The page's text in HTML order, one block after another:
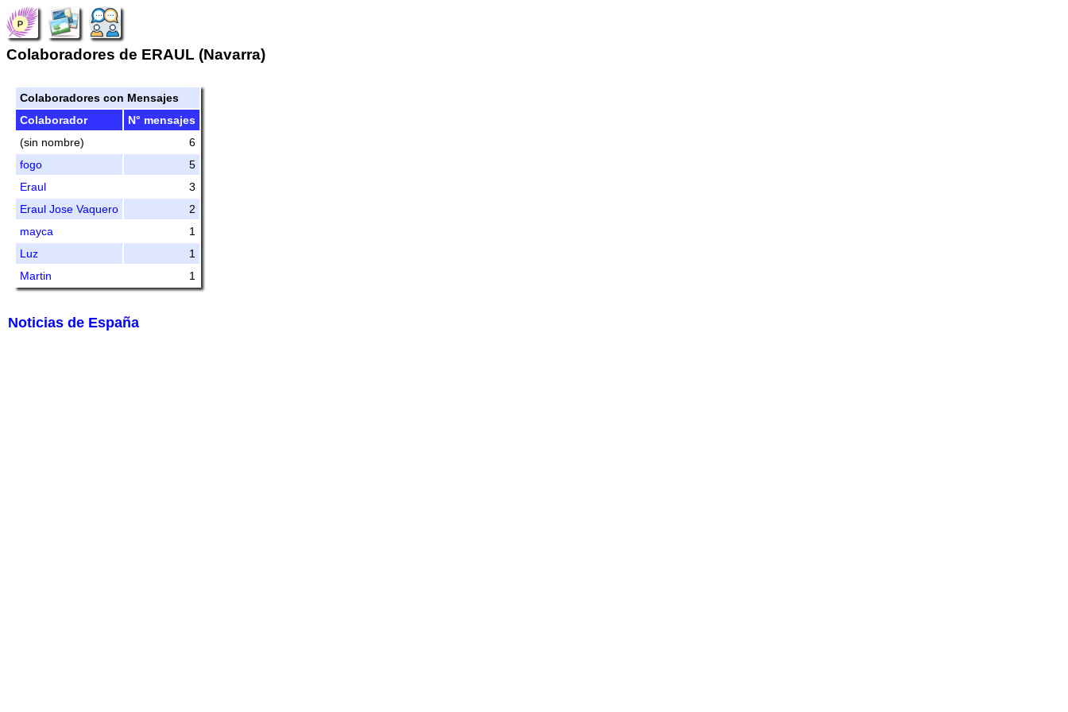
Colaboradores de ERAUL (Navarra)
Colaboradores con Mensajes
Colaborador
N° mensajes
(sin nombre)
6
fogo
5
Eraul
3
Eraul Jose Vaquero
2
mayca
1
Luz
1
Martin
1
Noticias de España